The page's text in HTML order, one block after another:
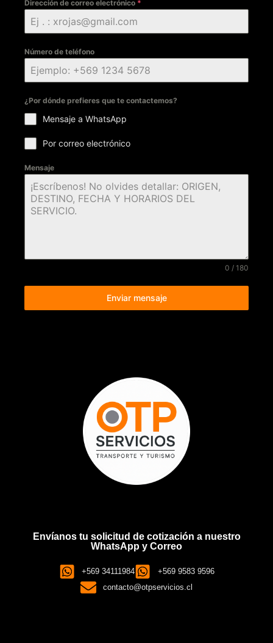
Dirección de correo electrónico *
Número de teléfono
¿Por dónde prefieres que te contactemos?
Mensaje a WhatsApp
Por correo electrónico
Mensaje
0 / 180
Enviar mensaje
Envíanos tu solicitud de cotización a nuestro
WhatsApp y Correo
+569 34111984
+569 9583 9596
contacto@otpservicios.cl